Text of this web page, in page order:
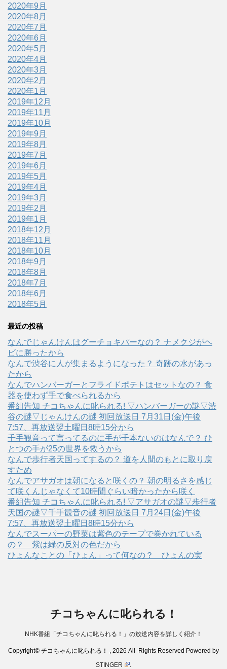
2020年9月
2020年8月
2020年7月
2020年6月
2020年5月
2020年4月
2020年3月
2020年2月
2020年1月
2019年12月
2019年11月
2019年10月
2019年9月
2019年8月
2019年7月
2019年6月
2019年5月
2019年4月
2019年3月
2019年2月
2019年1月
2018年12月
2018年11月
2018年10月
2018年9月
2018年8月
2018年7月
2018年6月
2018年5月
最近の投稿
なんでじゃんけんはグーチョキパーなの？ ナメクジがヘ
ビに勝ったから
なんで渋谷に人が集まるようになった？ 奇跡の水があっ
たから
なんでハンバーガーとフライドポテトはセットなの？ 食
器を使わず手で食べられるから
番組告知 チコちゃんに叱られる! ▽ハンバーガーの謎▽渋
谷の謎▽じゃんけんの謎 初回放送日 7月31日(金)午後
7:57、再放送翌土曜日8時15分から
千手観音って言ってるのに手が千本ないのはなんで？ ひ
とつの手が25の世界を救うから
なんで歩行者天国ってするの？ 道を人間のもとに取り戻
すため
なんでアサガオは朝になると咲くの？ 朝の明るさを感じ
て咲くんじゃなくて10時間ぐらい暗かったから咲く
番組告知 チコちゃんに叱られる! ▽アサガオの謎▽歩行者
天国の謎▽千手観音の謎 初回放送日 7月24日(金)午後
7:57、再放送翌土曜日8時15分から
なんでスーパーの野菜は紫色のテープで巻かれている
の？ 紫は緑の反対の色だから
ひょんなことの「ひょん」って何なの？ ひょんの実
チコちゃんに叱られる！
NHK番組「チコちゃんに叱られる！」の放送内容を詳しく紹介！
Copyright© チコちゃんに叱られる！ , 2026 All Rights Reserved Powered by
STINGER
.